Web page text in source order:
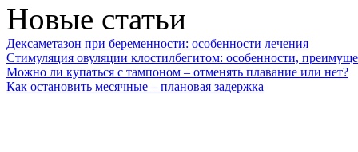
Новые статьи
Дексаметазон при беременности: особенности лечения
Стимуляция овуляции клостилбегитом: особенности,
Можно ли купаться с тампоном – отменять плавание или нет?
Как остановить месячные – плановая задержка